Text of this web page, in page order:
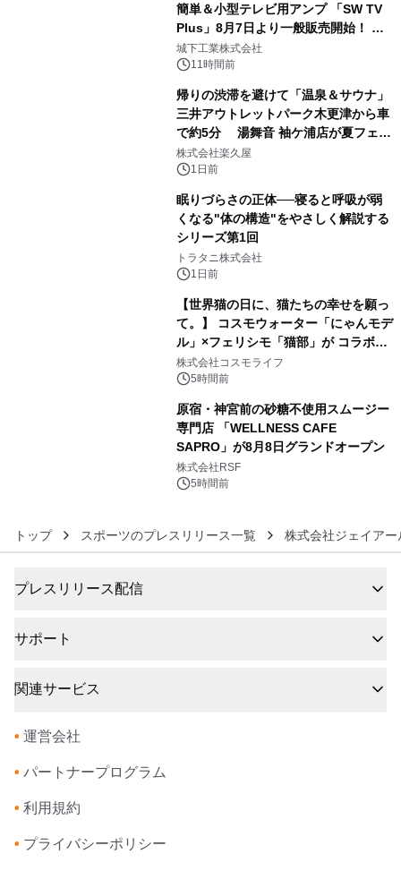
簡単＆小型テレビ用アンプ 「SW TV
Plus」8月7日より一般販売開始！ ケ
ーブル1本つなぐだけ、テレビの音が
ぐっと豊かに
城下工業株式会社
11時間前
帰りの渋滞を避けて「温泉＆サウナ」
三井アウトレットパーク木更津から車
で約5分 湯舞音 袖ケ浦店が夏フェア
メニューを提供
株式会社楽久屋
1日前
眠りづらさの正体──寝ると呼吸が弱
くなる"体の構造"をやさしく解説する
シリーズ第1回
トラタニ株式会社
1日前
【世界猫の日に、猫たちの幸せを願っ
て。】 コスモウォーター「にゃんモデ
ル」×フェリシモ「猫部」が コラボキ
ャンペーンを実施
株式会社コスモライフ
5時間前
原宿・神宮前の砂糖不使用スムージー
専門店 「WELLNESS CAFE
SAPRO」が8月8日グランドオープン
株式会社RSF
5時間前
トップ スポーツのプレスリリース一覧 株式会社ジェイア
プレスリリース配信
サポート
関連サービス
• 運営会社
• パートナープログラム
• 利用規約
• プライバシーポリシー